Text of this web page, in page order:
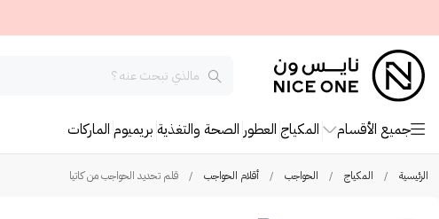
جميع الأقسام المكياج العطور الصحة والتغذية بريميوم الماركات
الرئيسية / المكياج / الحواجب / أقلام الحواجب / قلم تحديد الحواجب من كاتيا